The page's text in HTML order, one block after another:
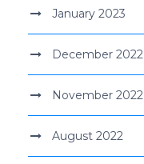
January 2023
December 2022
November 2022
August 2022